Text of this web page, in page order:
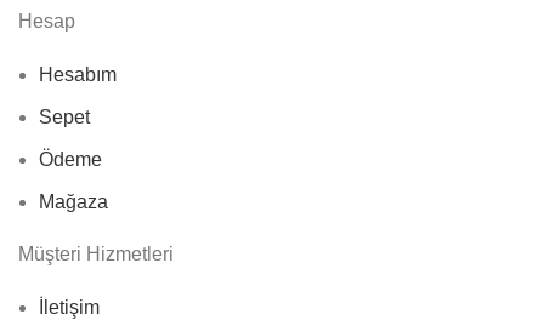
Hesap
Hesabım
Sepet
Ödeme
Mağaza
Müşteri Hizmetleri
İletişim